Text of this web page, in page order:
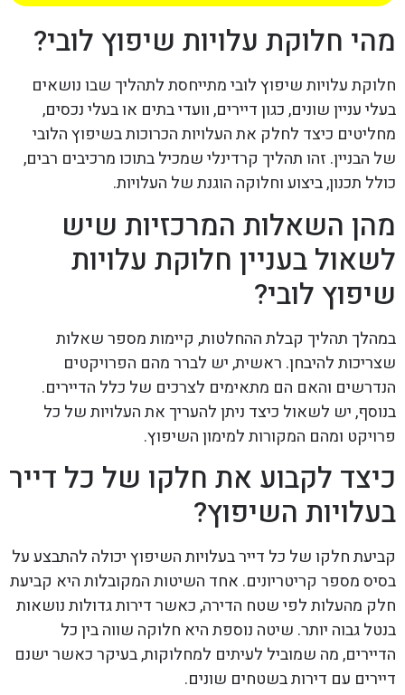
מהי חלוקת עלויות שיפוץ לובי?
חלוקת עלויות שיפוץ לובי מתייחסת לתהליך שבו נושאים
בעלי עניין שונים, כגון דיירים, וועדי בתים או בעלי נכסים,
מחליטים כיצד לחלק את העלויות הכרוכות בשיפוץ הלובי
של הבניין. זהו תהליך קרדינלי שמכיל בתוכו מרכיבים רבים,
כולל תכנון, ביצוע וחלוקה הוגנת של העלויות.
מהן השאלות המרכזיות שיש
לשאול בעניין חלוקת עלויות
שיפוץ לובי?
במהלך תהליך קבלת ההחלטות, קיימות מספר שאלות
שצריכות להיבחן. ראשית, יש לברר מהם הפרויקטים
הנדרשים והאם הם מתאימים לצרכים של כלל הדיירים.
בנוסף, יש לשאול כיצד ניתן להעריך את העלויות של כל
פרויקט ומהם המקורות למימון השיפוץ.
כיצד לקבוע את חלקו של כל דייר
בעלויות השיפוץ?
קביעת חלקו של כל דייר בעלויות השיפוץ יכולה להתבצע על
בסיס מספר קריטריונים. אחד השיטות המקובלות היא קביעת
חלק מהעלות לפי שטח הדירה, כאשר דירות גדולות נושאות
בנטל גבוה יותר. שיטה נוספת היא חלוקה שווה בין כל
הדיירים, מה שמוביל לעיתים למחלוקות, בעיקר כאשר ישנם
דיירים עם דירות בשטחים שונים.